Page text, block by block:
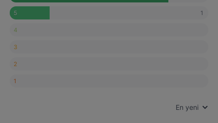
5 1
4
3
2
1
En yeni